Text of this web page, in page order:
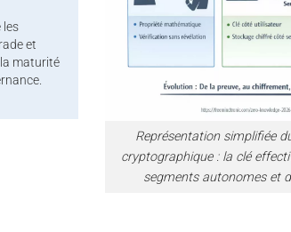
les
et
maturité
Représentation simplifiée
cryptographique : la clé
segments autonomes et